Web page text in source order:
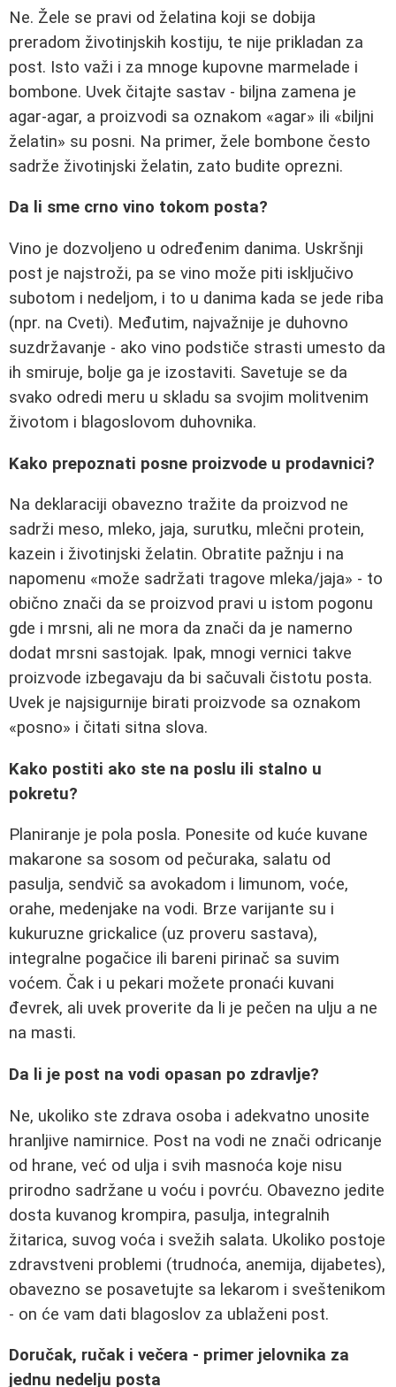
Ne. Žele se pravi od želatina koji se dobija
preradom životinjskih kostiju, te nije prikladan za
post. Isto važi i za mnoge kupovne marmelade i
bombone. Uvek čitajte sastav - biljna zamena je
agar-agar, a proizvodi sa oznakom «agar» ili «biljni
želatin» su posni. Na primer, žele bombone često
sadrže životinjski želatin, zato budite oprezni.
Da li sme crno vino tokom posta?
Vino je dozvoljeno u određenim danima. Uskršnji
post je najstroži, pa se vino može piti isključivo
subotom i nedeljom, i to u danima kada se jede riba
(npr. na Cveti). Međutim, najvažnije je duhovno
suzdržavanje - ako vino podstiče strasti umesto da
ih smiruje, bolje ga je izostaviti. Savetuje se da
svako odredi meru u skladu sa svojim molitvenim
životom i blagoslovom duhovnika.
Kako prepoznati posne proizvode u prodavnici?
Na deklaraciji obavezno tražite da proizvod ne
sadrži meso, mleko, jaja, surutku, mlečni protein,
kazein i životinjski želatin. Obratite pažnju i na
napomenu «može sadržati tragove mleka/jaja» - to
obično znači da se proizvod pravi u istom pogonu
gde i mrsni, ali ne mora da znači da je namerno
dodat mrsni sastojak. Ipak, mnogi vernici takve
proizvode izbegavaju da bi sačuvali čistotu posta.
Uvek je najsigurnije birati proizvode sa oznakom
«posno» i čitati sitna slova.
Kako postiti ako ste na poslu ili stalno u
pokretu?
Planiranje je pola posla. Ponesite od kuće kuvane
makarone sa sosom od pečuraka, salatu od
pasulja, sendvič sa avokadom i limunom, voće,
orahe, medenjake na vodi. Brze varijante su i
kukuruzne grickalice (uz proveru sastava),
integralne pogačice ili bareni pirinač sa suvim
voćem. Čak i u pekari možete pronaći kuvani
đevrek, ali uvek proverite da li je pečen na ulju a ne
na masti.
Da li je post na vodi opasan po zdravlje?
Ne, ukoliko ste zdrava osoba i adekvatno unosite
hranljive namirnice. Post na vodi ne znači odricanje
od hrane, već od ulja i svih masnoća koje nisu
prirodno sadržane u voću i povrću. Obavezno jedite
dosta kuvanog krompira, pasulja, integralnih
žitarica, suvog voća i svežih salata. Ukoliko postoje
zdravstveni problemi (trudnoća, anemija, dijabetes),
obavezno se posavetujte sa lekarom i sveštenikom
- on će vam dati blagoslov za ublaženi post.
Doručak, ručak i večera - primer jelovnika za
jednu nedelju posta